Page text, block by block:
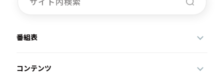
番組表
コンテンツ